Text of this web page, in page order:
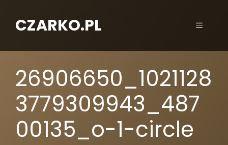
CZARKO.PL
26906650_1021128
3779309943_487
00135_o-1-circle